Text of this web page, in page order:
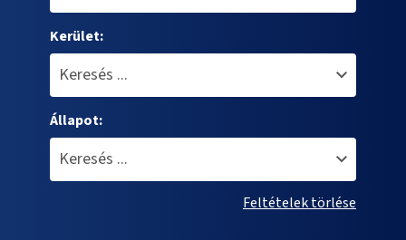
Kerület:
Állapot:
Feltételek törlése